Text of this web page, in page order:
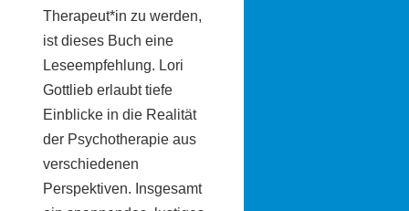
Therapeut*in zu werden,
ist dieses Buch eine
Leseempfehlung. Lori
Gottlieb erlaubt tiefe
Einblicke in die Realität
der Psychotherapie aus
verschiedenen
Perspektiven. Insgesamt